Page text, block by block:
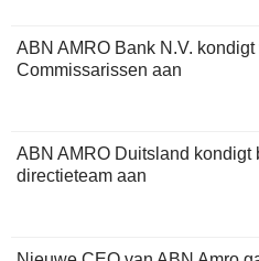
ABN AMRO Bank N.V.
Commissarissen aan
ABN AMRO Duitsland kondigt
directieteam aan